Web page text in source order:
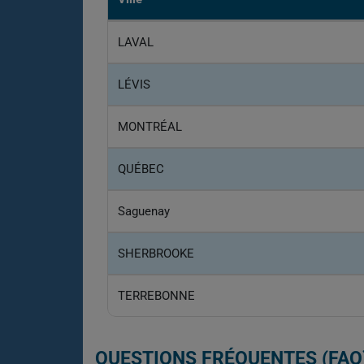
LAVAL
LÉVIS
MONTRÉAL
QUÉBEC
Saguenay
SHERBROOKE
TERREBONNE
QUESTIONS FRÉQUENTES